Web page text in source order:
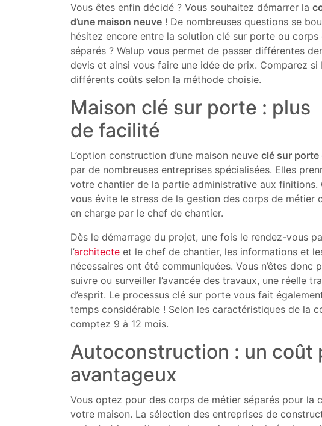
Vous êtes enfin décidé ? Vous souhaitez démarrer la
d’une maison neuve ! De nombreuses questions se
hésitez encore entre la solution clé sur porte ou corps
séparés ? Walup vous permet de passer différentes
devis et ainsi vous faire une idée de prix. Comparez si
différents coûts selon la méthode choisie.
Maison clé sur porte : plus
de facilité
L’option construction d’une maison neuve clé sur porte
par de nombreuses entreprises spécialisées. Elles
votre chantier de la partie administrative aux finitions.
vous évite le stress de la gestion des corps de métier
en charge par le chef de chantier.
Dès le démarrage du projet, une fois le rendez-vous
l’architecte et le chef de chantier, les informations et
nécessaires ont été communiquées. Vous n’êtes donc
suivre ou surveiller l’avancée des travaux, une réelle
d’esprit. Le processus clé sur porte vous fait
temps considérable ! Selon les caractéristiques de la
comptez 9 à 12 mois.
Autoconstruction : un coût
avantageux
Vous optez pour des corps de métier séparés pour la
votre maison. La sélection des entreprises de